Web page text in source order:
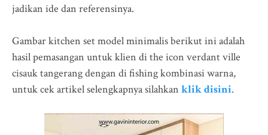
jadikan ide dan referensinya.
Gambar kitchen set model minimalis berikut ini adalah
hasil pemasangan untuk klien di the icon verdant ville
cisauk tangerang dengan di fishing kombinasi warna,
untuk cek artikel selengkapnya silahkan klik disini.